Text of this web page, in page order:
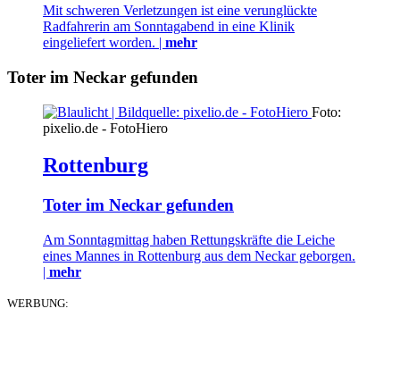
Mit schweren Verletzungen ist eine verunglückte
Radfahrerin am Sonntagabend in eine Klinik
eingeliefert worden. | mehr
Toter im Neckar gefunden
Foto:
pixelio.de - FotoHiero
Rottenburg
Toter im Neckar gefunden
Am Sonntagmittag haben Rettungskräfte die Leiche
eines Mannes in Rottenburg aus dem Neckar geborgen.
| mehr
WERBUNG: